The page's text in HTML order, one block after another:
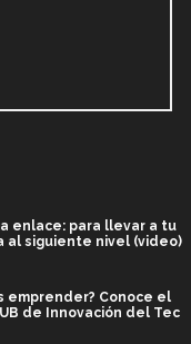
enlace: para llevar a tu
al siguiente nivel (video)
emprender? Conoce el
de Innovación del Tec